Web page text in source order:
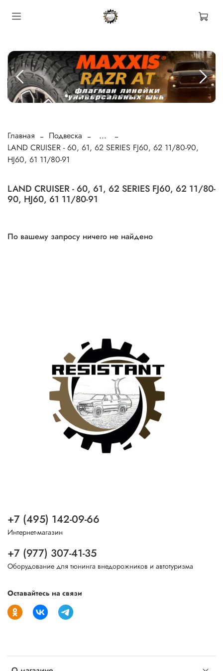
Главная Подвеска
...
LAND CRUISER - 60, 61, 62 SERIES FJ60, 62 11/80-90,
HJ60, 61 11/80-91
LAND CRUISER - 60, 61, 62 SERIES FJ60, 62 11/80-
90, HJ60, 61 11/80-91
По вашему запросу ничего не найдено
+7 (495) 142-09-66
Интернет-магазин
+7 (977) 307-41-35
Оборудование для тюнинга внедорожников и автотуризма
Оставайтесь на связи